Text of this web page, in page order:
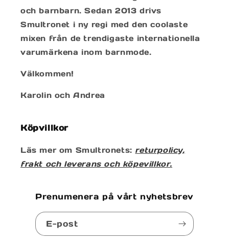
och barnbarn. Sedan 2013 drivs
Smultronet i ny regi med den coolaste
mixen från de trendigaste internationella
varumärkena inom barnmode.
Välkommen!
Karolin och Andrea
Köpvillkor
Läs mer om Smultronets: returpolicy,
frakt och leverans och köpevillkor.
Prenumenera på vårt nyhetsbrev
E-post